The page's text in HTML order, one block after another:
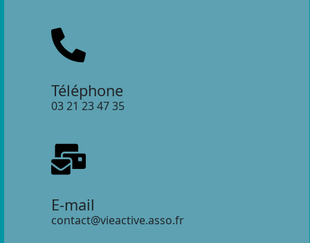
Téléphone
03 21 23 47 35
E-mail
contact@vieactive.asso.fr